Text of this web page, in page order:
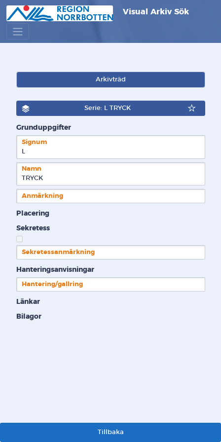
Visual Arkiv Sök
Arkivträd
Serie: L TRYCK
Grunduppgifter
Signum
L
Namn
TRYCK
Anmärkning
Placering
Sekretess
Sekretessanmärkning
Hanteringsanvisningar
Hantering/gallring
Länkar
Bilagor
Tillbaka